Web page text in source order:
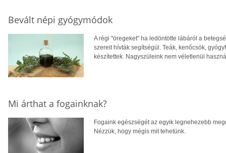
Bevált népi gyógymódok
A régi "öregeket" ha ledöntötte lábáról a
szereit hívták segítségül. Teák, kenőcsök,
készítettek. Nagyszüleink nem véletlenül
Mi árthat a fogainknak?
Fogaink egészségét az egyik legnehezebb
Nézzük, hogy mégis mit tehetünk.